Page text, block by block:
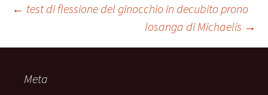
Navigazione
articolo
← test di flessione del ginocchio in decubito prono
losanga di Michaelis →
Meta